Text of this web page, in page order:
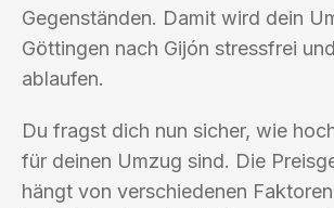
Gegenständen. Damit wird dein
Göttingen nach Gijón stressfrei
ablaufen.
Du fragst dich nun sicher, wie
für deinen Umzug sind. Die
hängt von verschiedenen